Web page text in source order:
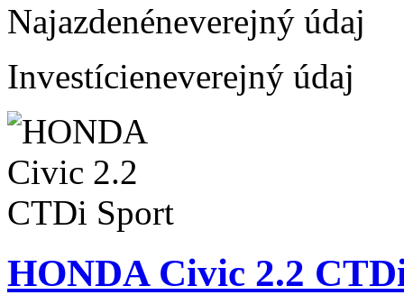
Najazdenéneverejný údaj
Investícieneverejný údaj
HONDA Civic 2.2